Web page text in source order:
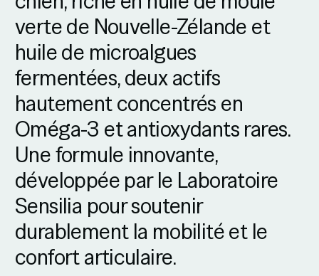
verte de Nouvelle-Zélande et
huile de microalgues
fermentées, deux actifs
hautement concentrés en
Oméga-3 et antioxydants rares.
Une formule innovante,
développée par le Laboratoire
Sensilia pour soutenir
durablement la mobilité et le
confort articulaire.